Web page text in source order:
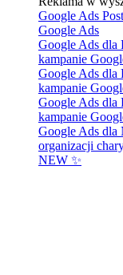
Google Ads
Google Ads
Google Ads dla
kampanie
Google Ads dla
kampanie
Google Ads dla
kampanie
Google Ads dla
organizacji
NEW ✨